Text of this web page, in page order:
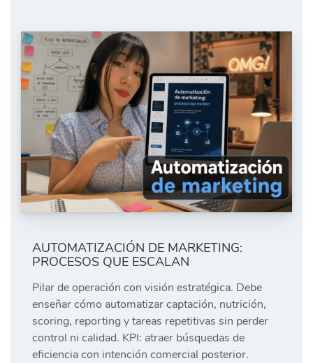
AUTOMATIZACIÓN DE MARKETING:
PROCESOS QUE ESCALAN
Pilar de operación con visión estratégica. Debe
enseñar cómo automatizar captación, nutrición,
scoring, reporting y tareas repetitivas sin perder
control ni calidad. KPI: atraer búsquedas de
eficiencia con intención comercial posterior.